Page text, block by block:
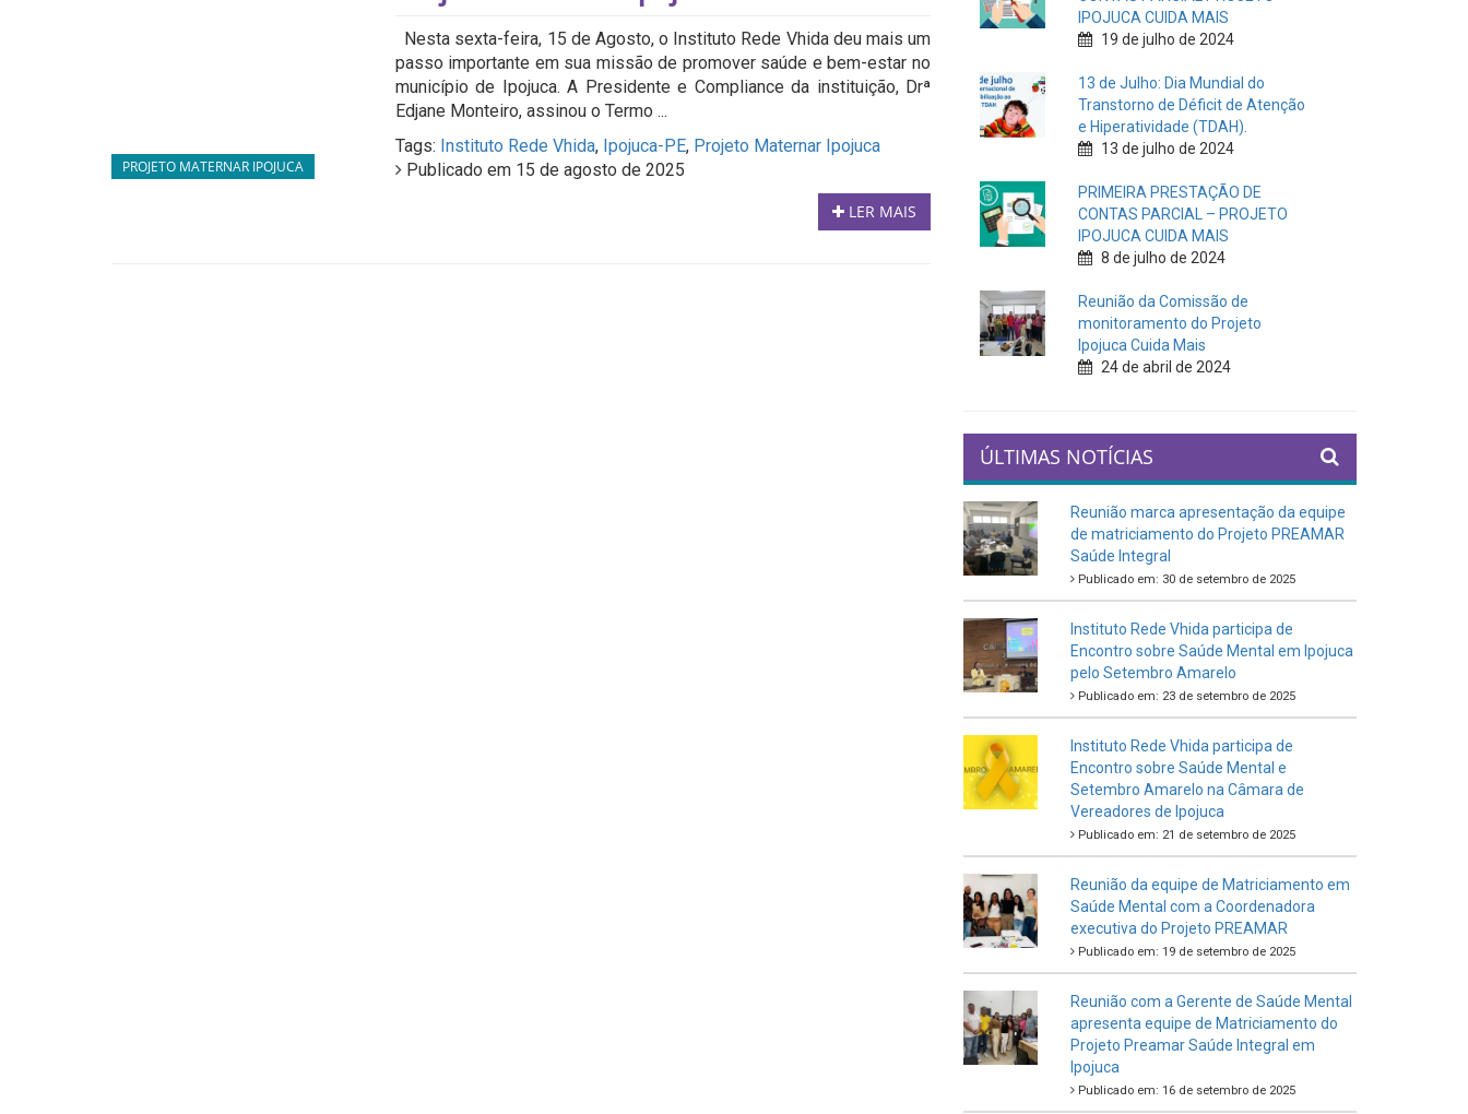
PROJETO MATERNAR IPOJUCA
Nesta sexta-feira, 15 de Agosto, o Instituto Rede Vhida deu mais um
passo importante em sua missão de promover saúde e bem-estar no
município de Ipojuca. A Presidente e Compliance da instituição, Drª
Edjane Monteiro, assinou o Termo ...
Tags: Instituto Rede Vhida, Ipojuca-PE, Projeto Maternar Ipojuca
Publicado em 15 de agosto de 2025
LER MAIS
IPOJUCA CUIDA MAIS
19 de julho de 2024
13 de Julho: Dia Mundial do
Transtorno de Déficit de Atenção
e Hiperatividade (TDAH).
13 de julho de 2024
PRIMEIRA PRESTAÇÃO DE
CONTAS PARCIAL – PROJETO
IPOJUCA CUIDA MAIS
8 de julho de 2024
Reunião da Comissão de
monitoramento do Projeto
Ipojuca Cuida Mais
24 de abril de 2024
ÚLTIMAS NOTÍCIAS
Reunião marca apresentação da equipe
de matriciamento do Projeto PREAMAR
Saúde Integral
Publicado em: 30 de setembro de 2025
Instituto Rede Vhida participa de
Encontro sobre Saúde Mental em Ipojuca
pelo Setembro Amarelo
Publicado em: 23 de setembro de 2025
Instituto Rede Vhida participa de
Encontro sobre Saúde Mental e
Setembro Amarelo na Câmara de
Vereadores de Ipojuca
Publicado em: 21 de setembro de 2025
Reunião da equipe de Matriciamento em
Saúde Mental com a Coordenadora
executiva do Projeto PREAMAR
Publicado em: 19 de setembro de 2025
Reunião com a Gerente de Saúde Mental
apresenta equipe de Matriciamento do
Projeto Preamar Saúde Integral em
Ipojuca
Publicado em: 16 de setembro de 2025